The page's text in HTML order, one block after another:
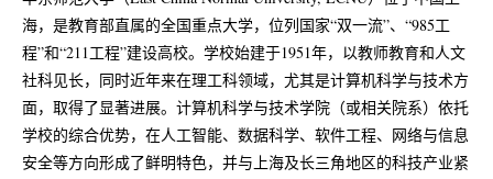
数学学习方法
笨鸟数学训练营
海，是教育部直属的全国重点大学，位列国家“双一流”、“985工
程”和“211工程”建设高校。学校始建于1951年，以教师教育和人文
社科见长，同时近年来在理工科领域，尤其是计算机科学与技术方
面，取得了显著进展。计算机科学与技术学院（或相关院系）依托
学校的综合优势，在人工智能、数据科学、软件工程、网络与信息
安全等方向形成了鲜明特色，并与上海及长三角地区的科技产业紧